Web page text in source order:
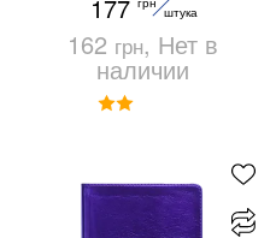
177 штука
162 грн, Нет в
наличии